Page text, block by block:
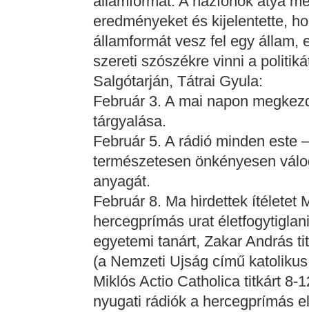
eredményeket és kijelentette,
államformát vesz fel egy állam,
szereti szószékre vinni a
Salgótarján, Tátrai Gyula:
Február 3. A mai napon
tárgyalása.
Február 5. A rádió minden este
természetesen önkényesen
anyagát.
Február 8. Ma hirdettek ítéletet
hercegprímás urat
egyetemi tanárt, Zakar András
(a Nemzeti Ujság című
Miklós Actio Catholica titkárt 8-
nyugati rádiók a hercegprímás